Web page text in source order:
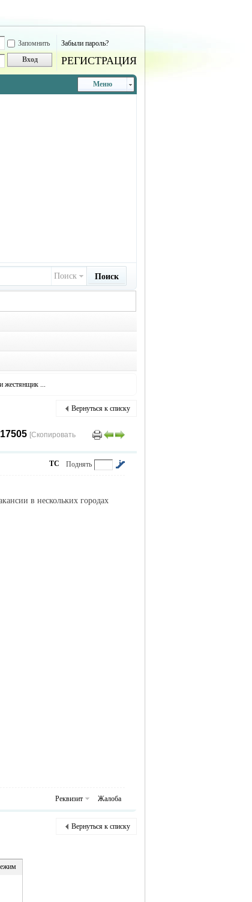
Запомнить Забыли пароль?
Вход РЕГИСТРАЦИЯ
Меню
Поиск Поиск
жестянщик ...
Вернуться к списку
[Скопировать
Поднять
ТС
в нескольких городах
Реквизит Жалоба
Вернуться к списку